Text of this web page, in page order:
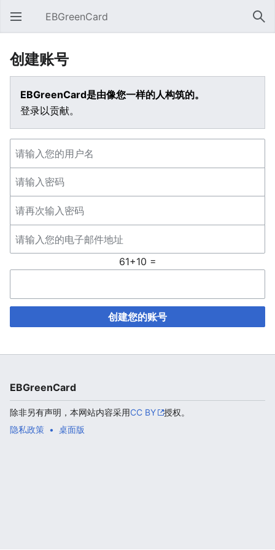
打开主菜单 EBGreenCard 搜索
创建账号
EBGreenCard是由像您一样的人构筑的。
登录以贡献。
61+10 =
创建您的账号
EBGreenCard
除非另有声明，本网站内容采用CC BY
授权。
隐私政策
桌面版